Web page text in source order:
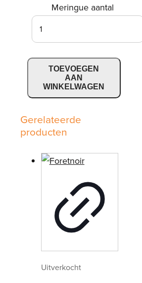
Meringue aantal
TOEVOEGEN
AAN
WINKELWAGEN
Gerelateerde
producten
Uitverkocht